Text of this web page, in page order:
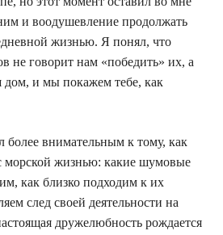
и воодушевление продолжать
жизнью. Я понял, что
не говорит нам «победить» их, а
и мы покажем тебе, как
более внимательным к тому, как
морской жизнью: какие шумовые
как близко подходим к их
след своей деятельности на
дружелюбность рождается